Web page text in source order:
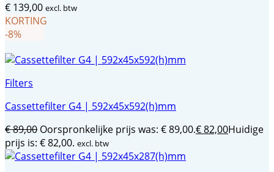
€ 139,00 excl. btw
KORTING
-8%
Filters
Cassettefilter G4 | 592x45x592(h)mm
€89,00 Oorspronkelijke prijs was: € 89,00.€82,00Huidige
prijs is: € 82,00. excl. btw